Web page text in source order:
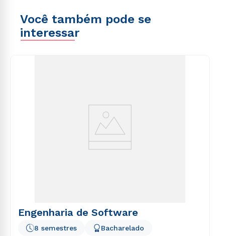
Você também pode se
interessar
Engenharia de Software
8 semestres Bacharelado